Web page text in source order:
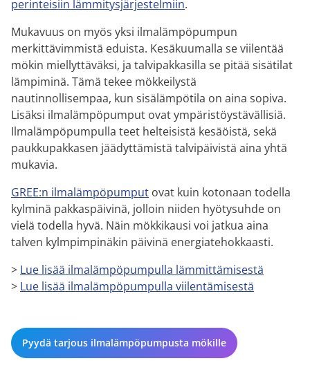
perinteisiin lämmitysjärjestelmiin.
Mukavuus on myös yksi ilmalämpöpumpun
merkittävimmistä eduista. Kesäkuumalla se viilentää
mökin miellyttäväksi, ja talvipakkasilla se pitää sisätilat
lämpiminä. Tämä tekee mökkeilystä
nautinnollisempaa, kun sisälämpötila on aina sopiva.
Lisäksi ilmalämpöpumput ovat ympäristöystävällisiä.
Ilmalämpöpumpulla teet helteisistä kesäöistä, sekä
paukkupakkasen jäädyttämistä talvipäivistä aina yhtä
mukavia.
GREE:n ilmalämpöpumput ovat kuin kotonaan todella
kylminä pakkaspäivinä, jolloin niiden hyötysuhde on
vielä todella hyvä. Näin mökkikausi voi jatkua aina
talven kylmpimpinäkin päivinä energiatehokkaasti.
> Lue lisää ilmalämpöpumpulla lämmittämisestä
> Lue lisää ilmalämpöpumpulla viilentämisestä
Pyydä tarjous ilmalämpöpumpusta mökille